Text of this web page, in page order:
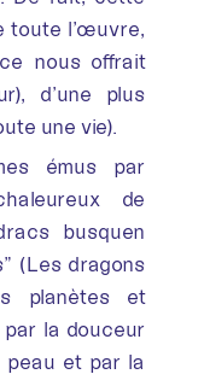
toute l’œuvre,
nous offrait
d’une plus
une vie).
émus par
de
busquen
(Les dragons
planètes et
par la douceur
peau et par la